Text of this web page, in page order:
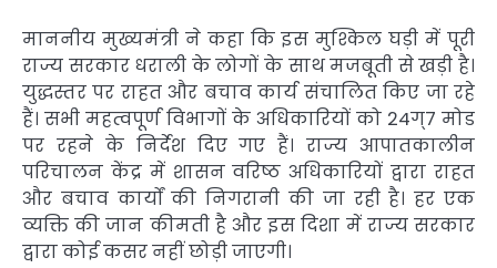
माननीय मुख्यमंत्री ने कहा कि इस मुश्किल घड़ी में पूरी
राज्य सरकार धराली के लोगों के साथ मजबूती से खड़ी है।
युद्धस्तर पर राहत और बचाव कार्य संचालित किए जा रहे
हैं। सभी महत्वपूर्ण विभागों के अधिकारियों को 24ग्7 मोड
पर रहने के निर्देश दिए गए हैं। राज्य आपातकालीन
परिचालन केंद्र में शासन वरिष्ठ अधिकारियों द्वारा राहत
और बचाव कार्यों की निगरानी की जा रही है। हर एक
व्यक्ति की जान कीमती है और इस दिशा में राज्य सरकार
द्वारा कोई कसर नहीं छोड़ी जाएगी।